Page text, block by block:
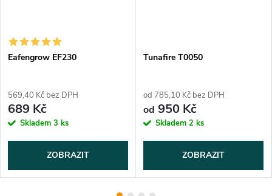
Eafengrow EF230
569,40 Kč bez DPH
689 Kč
Skladem 3 ks
ZOBRAZIT
Tunafire T0050
od 785,10 Kč bez DPH
od 950 Kč
Skladem 2 ks
ZOBRAZIT